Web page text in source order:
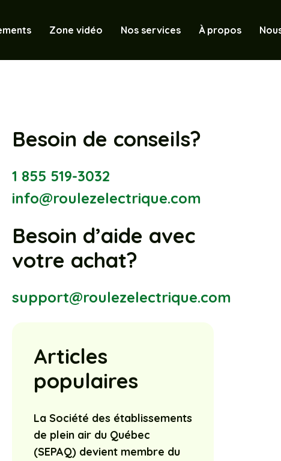
Zone vidéo Nos services À propos
Besoin de conseils?
1 855 519-3032
info@roulezelectrique.com
Besoin d’aide avec
votre achat?
support@roulezelectrique.com
Articles
populaires
La Société des établissements
de plein air du Québec
(SEPAQ) devient membre du